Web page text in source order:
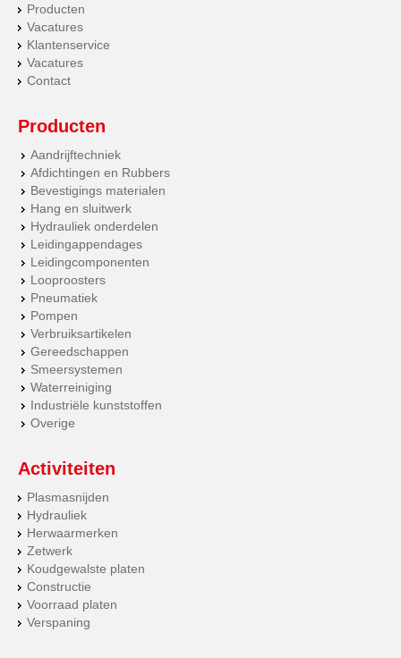
Producten
Vacatures
Klantenservice
Vacatures
Contact
Producten
Aandrijftechniek
Afdichtingen en Rubbers
Bevestigings materialen
Hang en sluitwerk
Hydrauliek onderdelen
Leidingappendages
Leidingcomponenten
Looproosters
Pneumatiek
Pompen
Verbruiksartikelen
Gereedschappen
Smeersystemen
Waterreiniging
Industriële kunststoffen
Overige
Activiteiten
Plasmasnijden
Hydrauliek
Herwaarmerken
Zetwerk
Koudgewalste platen
Constructie
Voorraad platen
Verspaning